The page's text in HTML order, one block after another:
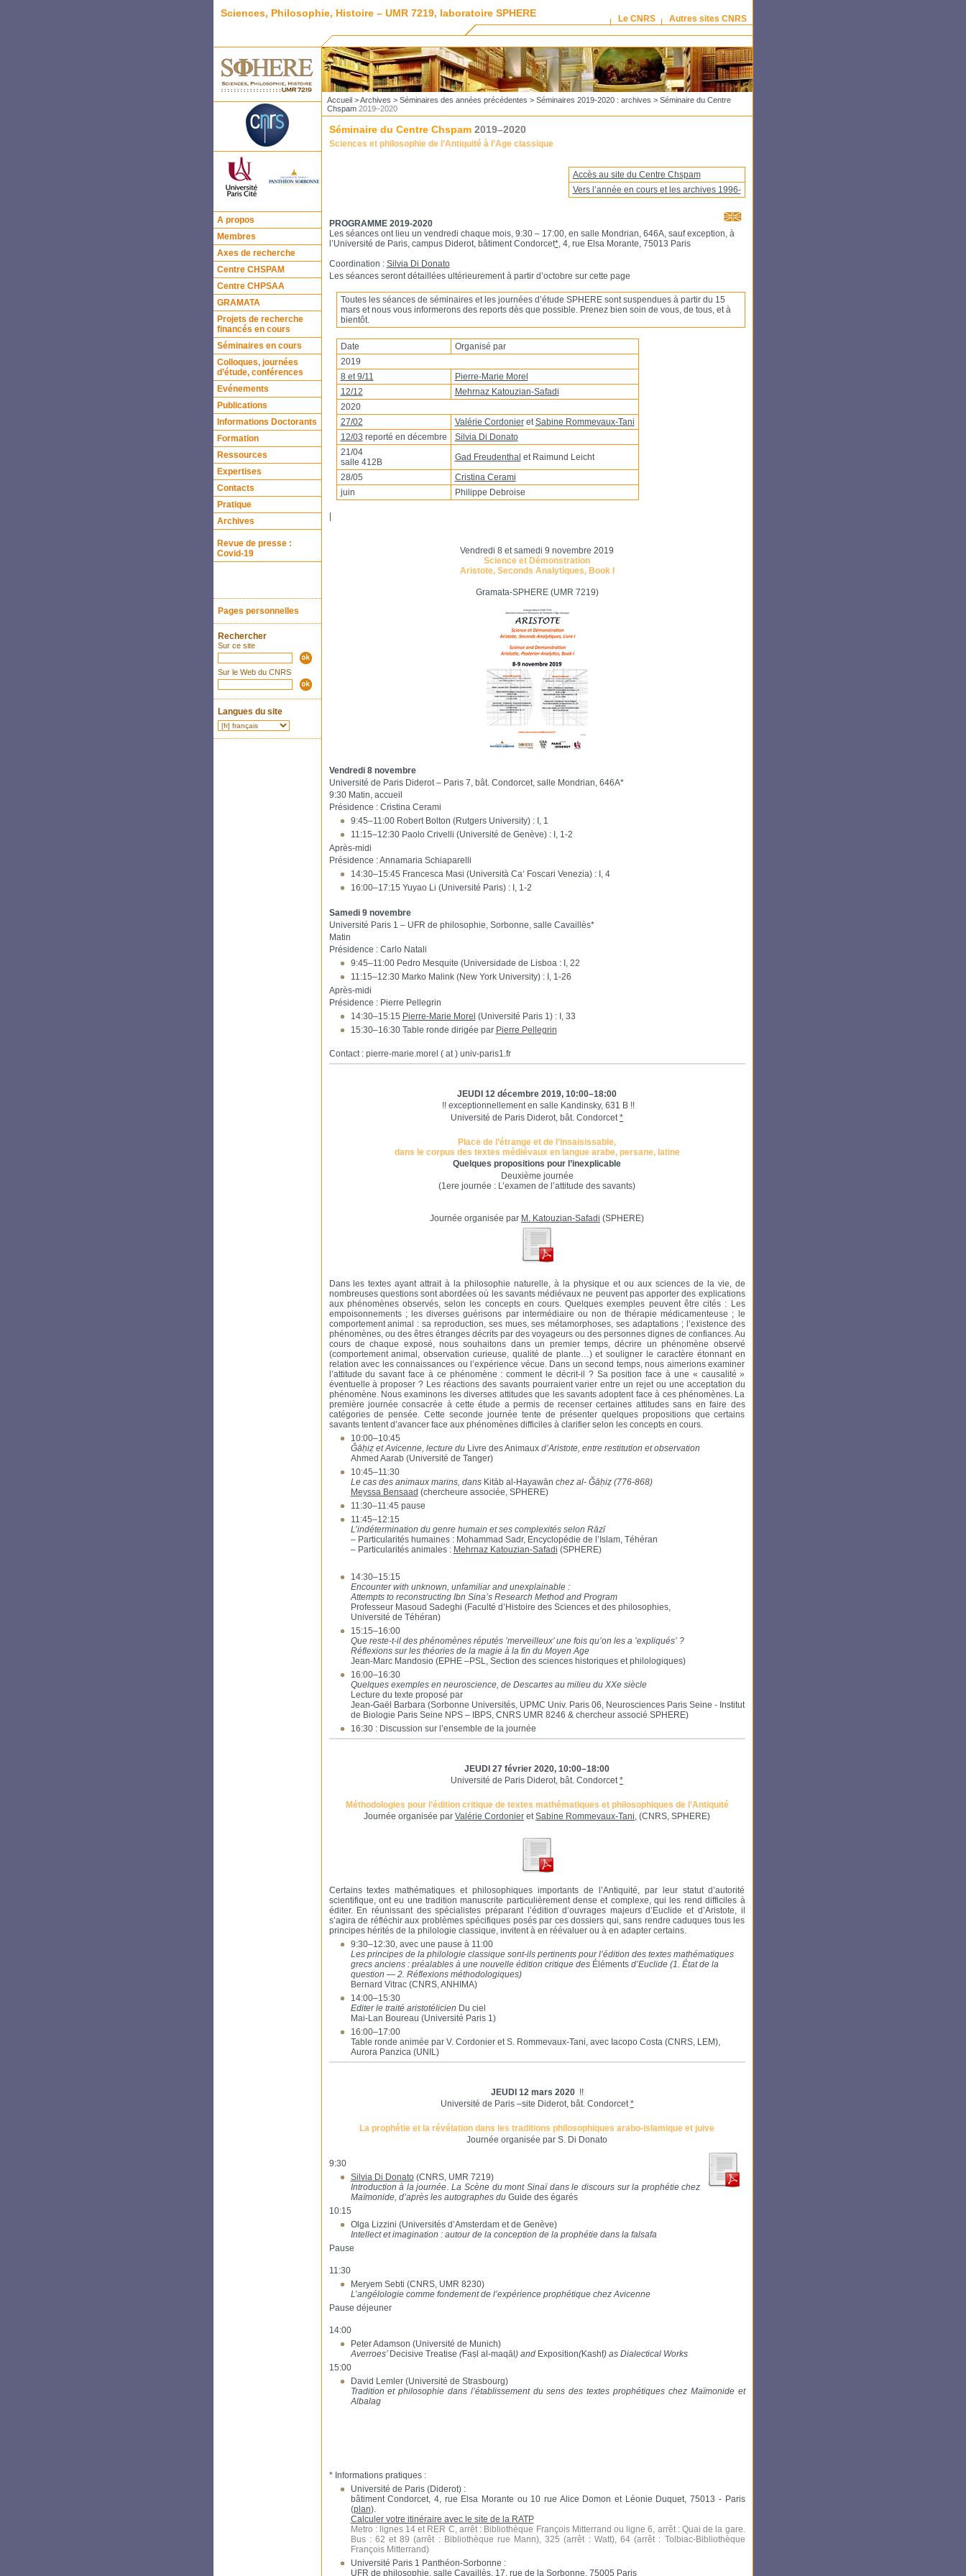
Sciences, Philosophie, Histoire – UMR 7219, laboratoire SPHERE Le CNRS Autres sites CNRS
A propos
Membres
Axes de recherche
Centre CHSPAM
Centre CHPSAA
GRAMATA
Projets de recherche
financés en cours
Séminaires en cours
Colloques, journées
d’étude, conférences
Evénements
Publications
Informations Doctorants
Formation
Ressources
Expertises
Contacts
Pratique
Archives
Revue de presse :
Covid-19
Pages personnelles
Rechercher
Sur ce site
Sur le Web du CNRS
Langues du site
Accueil>Archives > Séminaires des années précédentes > Séminaires 2019-2020 : archives > Séminaire du Centre
Chspam 2019–2020
Séminaire du Centre Chspam 2019–2020
Sciences et philosophie de l’Antiquité à l’Age classique
Accès au site du Centre Chspam
Vers l’année en cours et les archives 1996-
PROGRAMME 2019-2020
Les séances ont lieu un vendredi chaque mois, 9:30 – 17:00, en salle Mondrian, 646A, sauf exception, à
l’Université de Paris, campus Diderot, bâtiment Condorcet*, 4, rue Elsa Morante, 75013 Paris
Coordination : Silvia Di Donato
Les séances seront détaillées ultérieurement à partir d’octobre sur cette page
Toutes les séances de séminaires et les journées d’étude SPHERE sont suspendues à partir du 15
mars et nous vous informerons des reports dès que possible. Prenez bien soin de vous, de tous, et à
bientôt.
Date
Organisé par
2019
8 et 9/11
Pierre-Marie Morel
12/12
Mehrnaz Katouzian-Safadi
2020
27/02
Valérie CordonieretSabine Rommevaux-Tani
12/03 reporté en décembre
Silvia Di Donato
21/04
salle 412B
Gad Freudenthal et Raimund Leicht
28/05
Cristina Cerami
juin
Philippe Debroise
Vendredi 8 et samedi 9 novembre 2019
Science et Démonstration
Aristote, Seconds Analytiques, Book I
Gramata-SPHERE (UMR 7219)
Vendredi 8 novembre
Université de Paris Diderot – Paris 7, bât. Condorcet, salle Mondrian, 646A*
9:30 Matin, accueil
Présidence : Cristina Cerami
9:45–11:00 Robert Bolton (Rutgers University) : I, 1
11:15–12:30 Paolo Crivelli (Université de Genève) : I, 1-2
Après-midi
Présidence : Annamaria Schiaparelli
14:30–15:45 Francesca Masi (Università Ca‘ Foscari Venezia) : I, 4
16:00–17:15 Yuyao Li (Université Paris) : I, 1-2
Samedi 9 novembre
Université Paris 1 – UFR de philosophie, Sorbonne, salle Cavaillès*
Matin
Présidence : Carlo Natali
9:45–11:00 Pedro Mesquite (Universidade de Lisboa : I, 22
11:15–12:30 Marko Malink (New York University) : I, 1-26
Après-midi
Présidence : Pierre Pellegrin
14:30–15:15 Pierre-Marie Morel (Université Paris 1) : I, 33
15:30–16:30 Table ronde dirigée par Pierre Pellegrin
Contact : pierre-marie.morel ( at ) univ-paris1.fr
JEUDI 12 décembre 2019, 10:00–18:00
!! exceptionnellement en salle Kandinsky, 631 B !!
Université de Paris Diderot, bât. Condorcet*
Place de l’étrange et de l’insaisissable,
dans le corpus des textes médiévaux en langue arabe, persane, latine
Quelques propositions pour l’inexplicable
Deuxième journée
(1ere journée : L’examen de l’attitude des savants)
Journée organisée par M. Katouzian-Safadi (SPHERE)
Dans les textes ayant attrait à la philosophie naturelle, à la physique et ou aux sciences de la vie, de
nombreuses questions sont abordées où les savants médiévaux ne peuvent pas apporter des explications
aux phénomènes observés, selon les concepts en cours. Quelques exemples peuvent être cités : Les
empoisonnements ; les diverses guérisons par intermédiaire ou non de thérapie médicamenteuse ; le
comportement animal : sa reproduction, ses mues, ses métamorphoses, ses adaptations ; l’existence des
phénomènes, ou des êtres étranges décrits par des voyageurs ou des personnes dignes de confiances. Au
cours de chaque exposé, nous souhaitons dans un premier temps, décrire un phénomène observé
(comportement animal, observation curieuse, qualité de plante…) et souligner le caractère étonnant en
relation avec les connaissances ou l’expérience vécue. Dans un second temps, nous aimerions examiner
l’attitude du savant face à ce phénomène : comment le décrit-il ? Sa position face à une « causalité »
éventuelle à proposer ? Les réactions des savants pourraient varier entre un rejet ou une acceptation du
phénomène. Nous examinons les diverses attitudes que les savants adoptent face à ces phénomènes. La
première journée consacrée à cette étude a permis de recenser certaines attitudes sans en faire des
catégories de pensée. Cette seconde journée tente de présenter quelques propositions que certains
savants tentent d’avancer face aux phénomènes difficiles à clarifier selon les concepts en cours.
10:00–10:45
Ğāḥiẓ et Avicenne, lecture duLivre des Animauxd’Aristote, entre restitution et observation
Ahmed Aarab (Université de Tanger)
10:45–11:30
Le cas des animaux marins, dans Kitāb al-Ḥayawān chez al- Ğāḥiẓ (776-868)
Meyssa Bensaad (chercheure associée, SPHERE)
11:30–11:45 pause
11:45–12:15
L’indétermination du genre humain et ses complexités selon Rāzī
– Particularités humaines : Mohammad Sadr, Encyclopédie de l’Islam, Téhéran
– Particularités animales : Mehrnaz Katouzian-Safadi (SPHERE)
14:30–15:15
Encounter with unknown, unfamiliar and unexplainable :
Attempts to reconstructing Ibn Sina’s Research Method and Program
Professeur Masoud Sadeghi (Faculté d’Histoire des Sciences et des philosophies,
Université de Téhéran)
15:15–16:00
Que reste-t-il des phénomènes réputés ’merveilleux’ une fois qu’on les a ’expliqués’ ?
Réflexions sur les théories de la magie à la fin du Moyen Age
Jean-Marc Mandosio (EPHE –PSL, Section des sciences historiques et philologiques)
16:00–16:30
Quelques exemples en neuroscience, de Descartes au milieu du XXe siècle
Lecture du texte proposé par
Jean-Gaël Barbara (Sorbonne Universités, UPMC Univ. Paris 06, Neurosciences Paris Seine - Institut
de Biologie Paris Seine NPS – IBPS, CNRS UMR 8246 & chercheur associé SPHERE)
16:30 : Discussion sur l’ensemble de la journée
JEUDI 27 février 2020, 10:00–18:00
Université de Paris Diderot, bât. Condorcet*
Méthodologies pour l’édition critique de textes mathématiques et philosophiques de l’Antiquité
Journée organisée par Valérie Cordonier etSabine Rommevaux-Tani, (CNRS, SPHERE)
Certains textes mathématiques et philosophiques importants de l’Antiquité, par leur statut d’autorité
scientifique, ont eu une tradition manuscrite particulièrement dense et complexe, qui les rend difficiles à
éditer. En réunissant des spécialistes préparant l’édition d’ouvrages majeurs d’Euclide et d’Aristote, il
s’agira de réfléchir aux problèmes spécifiques posés par ces dossiers qui, sans rendre caduques tous les
principes hérités de la philologie classique, invitent à en réévaluer ou à en adapter certains.
9:30–12:30, avec une pause à 11:00
Les principes de la philologie classique sont-ils pertinents pour l’édition des textes mathématiques
grecs anciens : préalables à une nouvelle édition critique des Élémentsd’Euclide (1. État de la
question — 2. Réflexions méthodologiques)
Bernard Vitrac (CNRS, ANHIMA)
14:00–15:30
Editer le traité aristotélicien Du ciel
Mai-Lan Boureau (Université Paris 1)
16:00–17:00
Table ronde animée par V. Cordonier et S. Rommevaux-Tani, avec Iacopo Costa (CNRS, LEM),
Aurora Panzica (UNIL)
JEUDI 12 mars 2020 !!
Université de Paris –site Diderot, bât. Condorcet*
La prophétie et la révélation dans les traditions philosophiques arabo-islamique et juive
Journée organisée par S. Di Donato
9:30
Silvia Di Donato(CNRS, UMR 7219)
Introduction à la journée. La Scène du mont Sinaï dans le discours sur la prophétie chez
Maïmonide, d’après les autographes du Guide des égarés
10:15
Olga Lizzini (Universités d’Amsterdam et de Genève)
Intellect et imagination : autour de la conception de la prophétie dans la falsafa
Pause
11:30
Meryem Sebti (CNRS, UMR 8230)
L’angélologie comme fondement de l’expérience prophétique chez Avicenne
Pause déjeuner
14:00
Peter Adamson (Université de Munich)
Averroes’ Decisive Treatise (Faṣl al-maqāl ) and Exposition(Kashf) as Dialectical Works
15:00
David Lemler (Université de Strasbourg)
Tradition et philosophie dans l’établissement du sens des textes prophétiques chez Maïmonide et
Albalag
* Informations pratiques :
Université de Paris (Diderot) :
bâtiment Condorcet, 4, rue Elsa Morante ou 10 rue Alice Domon et Léonie Duquet, 75013 - Paris
(plan).
Calculer votre itinéraire avec le site de la RATP
Metro : lignes 14 et RER C, arrêt : Bibliothèque François Mitterrand ou ligne 6, arrêt : Quai de la gare.
Bus : 62 et 89 (arrêt : Bibliothèque rue Mann), 325 (arrêt : Watt), 64 (arrêt : Tolbiac-Bibliothèque
François Mitterrand)
Université Paris 1 Panthéon-Sorbonne :
UFR de philosophie, salle Cavaillès, 17, rue de la Sorbonne, 75005 Paris